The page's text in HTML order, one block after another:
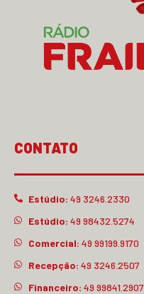
CONTATO
Estúdio: 49 3246.2330
Estúdio: 49 98432.5274
Comercial: 49 99199.9170
Recepção: 49 3246.2507
Financeiro: 49 99841.2907